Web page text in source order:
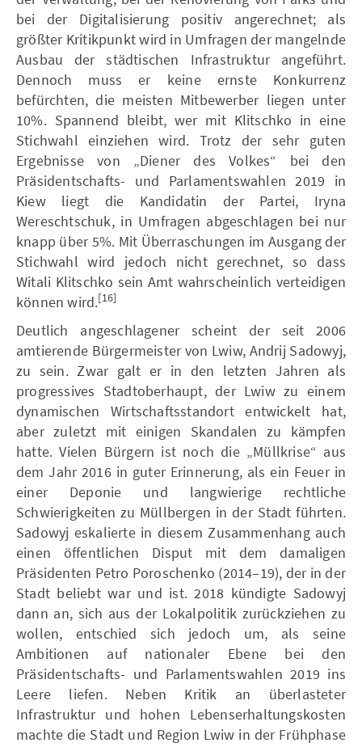
bei der Digitalisierung positiv angerechnet; als
größter Kritikpunkt wird in Umfragen der mangelnde
Ausbau der städtischen Infrastruktur angeführt.
Dennoch muss er keine ernste Konkurrenz
befürchten, die meisten Mitbewerber liegen unter
10%. Spannend bleibt, wer mit Klitschko in eine
Stichwahl einziehen wird. Trotz der sehr guten
Ergebnisse von „Diener des Volkes“ bei den
Präsidentschafts- und Parlamentswahlen 2019 in
Kiew liegt die Kandidatin der Partei, Iryna
Wereschtschuk, in Umfragen abgeschlagen bei nur
knapp über 5%. Mit Überraschungen im Ausgang der
Stichwahl wird jedoch nicht gerechnet, so dass
Witali Klitschko sein Amt wahrscheinlich verteidigen
können wird.[16]
Deutlich angeschlagener scheint der seit 2006
amtierende Bürgermeister von Lwiw, Andrij Sadowyj,
zu sein. Zwar galt er in den letzten Jahren als
progressives Stadtoberhaupt, der Lwiw zu einem
dynamischen Wirtschaftsstandort entwickelt hat,
aber zuletzt mit einigen Skandalen zu kämpfen
hatte. Vielen Bürgern ist noch die „Müllkrise“ aus
dem Jahr 2016 in guter Erinnerung, als ein Feuer in
einer Deponie und langwierige rechtliche
Schwierigkeiten zu Müllbergen in der Stadt führten.
Sadowyj eskalierte in diesem Zusammenhang auch
einen öffentlichen Disput mit dem damaligen
Präsidenten Petro Poroschenko (2014–19), der in der
Stadt beliebt war und ist. 2018 kündigte Sadowyj
dann an, sich aus der Lokalpolitik zurückziehen zu
wollen, entschied sich jedoch um, als seine
Ambitionen auf nationaler Ebene bei den
Präsidentschafts- und Parlamentswahlen 2019 ins
Leere liefen. Neben Kritik an überlasteter
Infrastruktur und hohen Lebenserhaltungskosten
machte die Stadt und Region Lwiw in der Frühphase